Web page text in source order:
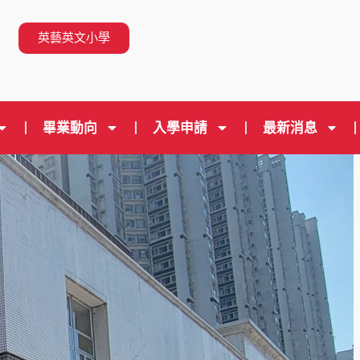
英藝英文小學
畢業動向 入學申請 最新消息